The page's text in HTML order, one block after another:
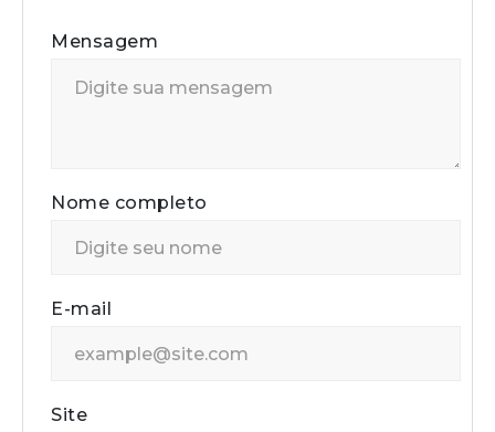
Mensagem
Nome completo
E-mail
Site